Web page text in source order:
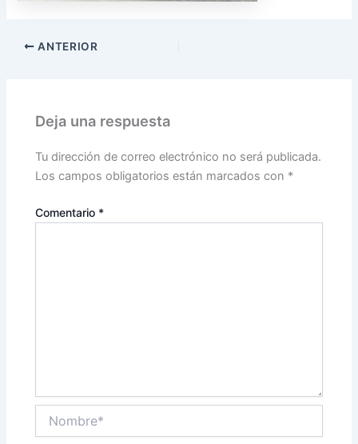
ANTERIOR
Deja una respuesta
Tu dirección de correo electrónico no será publicada.
Los campos obligatorios están marcados con *
Comentario *